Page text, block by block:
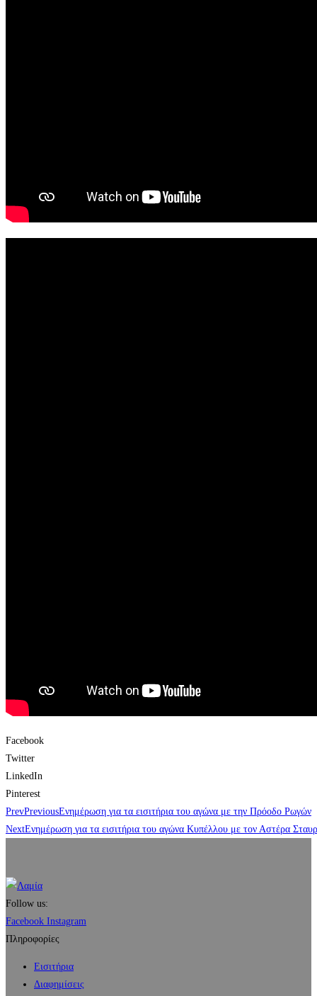
Facebook
Twitter
LinkedIn
Pinterest
PrevPreviousΕνημέρωση για τα εισιτήρια του αγώνα με την Πρόοδο Ρωγών
NextΕνημέρωση για τα εισιτήρια του αγώνα Κυπέλλου με τον Αστέρα
Follow us:
Facebook Instagram
Πληροφορίες
Εισιτήρια
Διαφημίσεις